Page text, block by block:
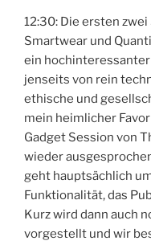
12:30: Die ersten
Smartwear und
ein
jenseits von rein
ethische und
mein heimlicher
Gadget Session von
wieder
geht hauptsächlich
Funktionalität, das
Kurz wird dann auch
vorgestellt und wir